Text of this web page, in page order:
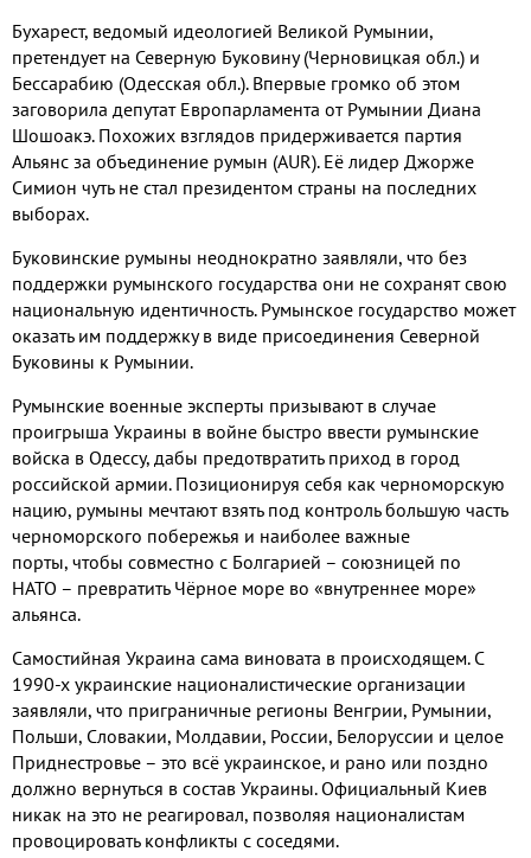
Бухарест, ведомый идеологией Великой Румынии,
претендует на Северную Буковину(Черновицкая обл.) и
Бессарабию (Одесская обл.). Впервые громко об этом
заговорила депутат Европарламента от Румынии Диана
Шошоакэ. Похожих взглядов придерживается партия
Альянс за объединение румын (AUR). Её лидер Джорже
Симион чуть не стал президентом страны на последних
выборах.
Буковинские румыны неоднократно заявляли, что без
поддержки румынского государства они не сохранят свою
национальную идентичность. Румынское государство может
оказать им поддержку в виде присоединения Северной
Буковины к Румынии.
Румынские военные эксперты призывают в случае
проигрыша Украины в войне быстро ввести румынские
войска в Одессу, дабы предотвратить приход в город
российской армии. Позиционируя себя как черноморскую
нацию, румыны мечтают взять под контроль большую часть
черноморского побережья и наиболее важные
порты, чтобы совместно с Болгарией – союзницей по
НАТО – превратить Чёрное море во «внутреннее море»
альянса.
Самостийная Украина сама виновата в происходящем. С
1990-х украинские националистические организации
заявляли, что приграничные регионы Венгрии, Румынии,
Польши, Словакии, Молдавии, России, Белоруссии и целое
Приднестровье – это всё украинское, и рано или поздно
должно вернуться в состав Украины.Официальный Киев
никак на это не реагировал, позволяя националистам
провоцировать конфликты с соседями.